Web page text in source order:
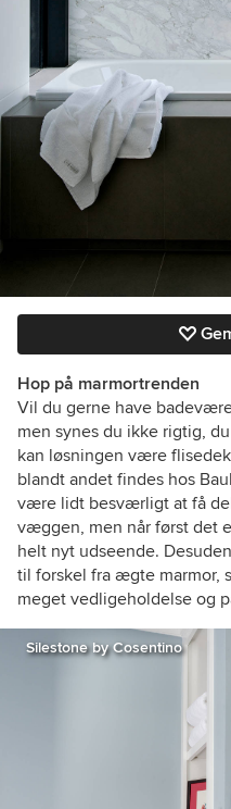
Hop på marmortrenden
Vil du gerne have
men synes du ikke rigtig,
kan løsningen være
blandt andet findes hos
være lidt besværligt at få
væggen, men når først det
helt nyt udseende.
til forskel fra ægte marmor,
meget vedligeholdelse og
Silestone by Cosentino